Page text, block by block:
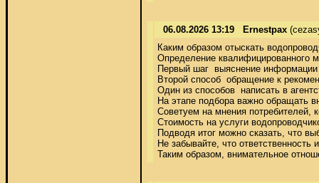
06.08.2026 13:19 Ernestpax
Каким образом отыскать
Определение квалифицированного
Первый шаг  выяснение информации
Второй способ  обращение к
Один из способов  написать в
На этапе подбора важно обращать
Советуем на мнения потребителей,
Стоимость на услуги
Подводя итог можно сказать, что
Не забывайте, что
Таким образом, внимательное